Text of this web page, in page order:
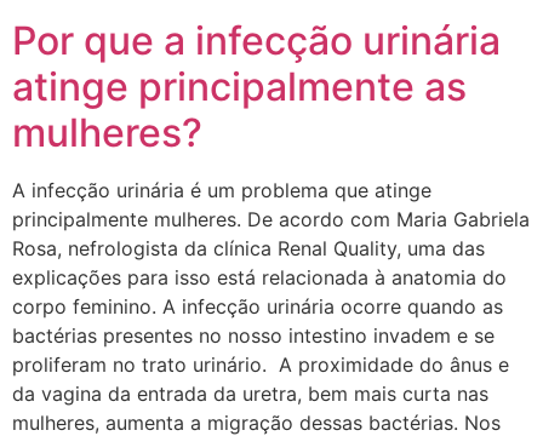
Por que a infecção urinária
atinge principalmente as
mulheres?
A infecção urinária é um problema que atinge
principalmente mulheres. De acordo com Maria Gabriela
Rosa, nefrologista da clínica Renal Quality, uma das
explicações para isso está relacionada à anatomia do
corpo feminino. A infecção urinária ocorre quando as
bactérias presentes no nosso intestino invadem e se
proliferam no trato urinário. A proximidade do ânus e
da vagina da entrada da uretra, bem mais curta nas
mulheres, aumenta a migração dessas bactérias. Nos